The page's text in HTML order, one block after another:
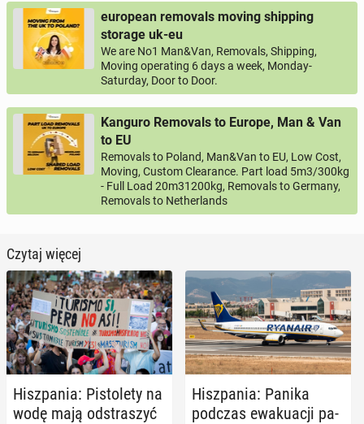
european removals moving shipping
storage uk-eu
We are No1 Man&Van, Removals, Shipping,
Moving operating 6 days a week, Monday-
Saturday, Door to Door.
Kanguro Removals to Europe, Man & Van
to EU
Removals to Poland, Man&Van to EU, Low Cost,
Moving, Custom Clearance. Part load 5m3/300kg
- Full Load 20m31200kg, Removals to Germany,
Removals to Netherlands
Czytaj więcej
Hisz­pa­nia: Pi­sto­le­ty na
wodę mają od­stra­szyć
Hisz­pa­nia: Panika
podczas ewa­ku­acji pa­